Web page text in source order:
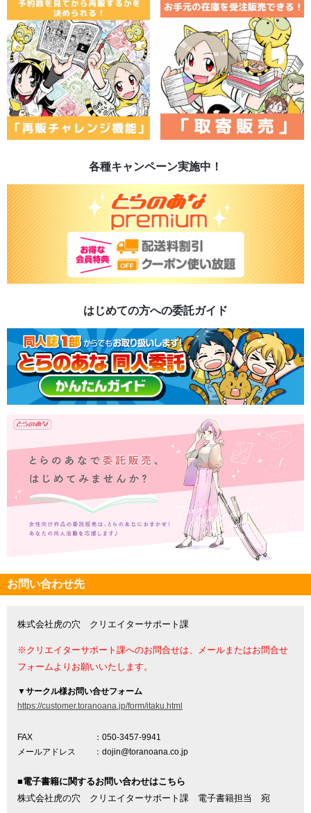
各種キャンペーン実施中！
はじめての方への委託ガイド
お問い合わせ先
株式会社虎の穴 クリエイターサポート課
※クリエイターサポート課へのお問合せは、メールまたはお問合せ
フォームよりお願いいたします。
▼サークル様お問い合せフォーム
https://customer.toranoana.jp/form/itaku.html
FAX
：050-3457-9941
メールアドレス
：dojin@toranoana.co.jp
■電子書籍に関するお問い合わせはこちら
株式会社虎の穴 クリエイターサポート課 電子書籍担当 宛